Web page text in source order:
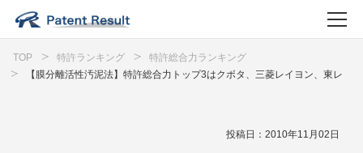
TOP 特許ランキング
特許総合力ランキング
【膜分離活性汚泥法】特許総合力トップ3はクボタ、三菱レイヨン、東レ
投稿日：2010年11月02日